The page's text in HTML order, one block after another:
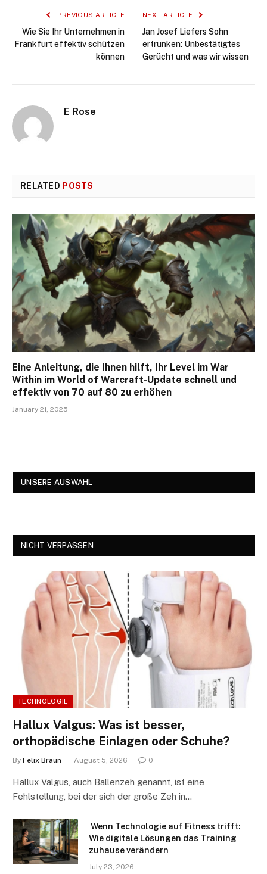
PREVIOUS ARTICLE
Wie Sie Ihr Unternehmen in
Frankfurt effektiv schützen
können
NEXT ARTICLE
Jan Josef Liefers Sohn
ertrunken: Unbestätigtes
Gerücht und was wir wissen
E Rose
RELATED POSTS
Eine Anleitung, die Ihnen hilft, Ihr Level im War
Within im World of Warcraft-Update schnell und
effektiv von 70 auf 80 zu erhöhen
January 21, 2025
UNSERE AUSWAHL
NICHT VERPASSEN
TECHNOLOGIE
Hallux Valgus: Was ist besser,
orthopädische Einlagen oder Schuhe?
By Felix Braun August 5, 2026 0
Hallux Valgus, auch Ballenzeh genannt, ist eine
Fehlstellung, bei der sich der große Zeh in…
Wenn Technologie auf Fitness trifft:
Wie digitale Lösungen das Training
zuhause verändern
July 23, 2026